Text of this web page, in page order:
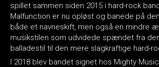
spillet sammen siden 2015 i hard-rock
Malfunction er nu opløst og banede på
både et navneskift, men også en mindre
musikstilen som udvidede spændet fra
balladestil til den mere slagkraftige hard-
I 2018 blev bandet signet hos Mighty